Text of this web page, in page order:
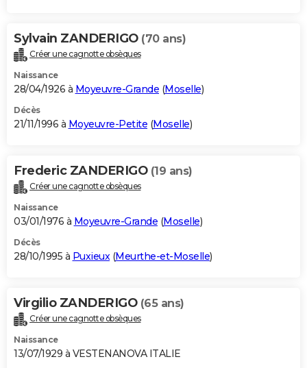
Sylvain ZANDERIGO (70 ans)
Créer une cagnotte obsèques
Naissance
28/04/1926 à Moyeuvre-Grande (Moselle)
Décès
21/11/1996 à Moyeuvre-Petite (Moselle)
Frederic ZANDERIGO (19 ans)
Créer une cagnotte obsèques
Naissance
03/01/1976 à Moyeuvre-Grande (Moselle)
Décès
28/10/1995 à Puxieux(Meurthe-et-Moselle)
Virgilio ZANDERIGO (65 ans)
Créer une cagnotte obsèques
Naissance
13/07/1929 à VESTENANOVA ITALIE